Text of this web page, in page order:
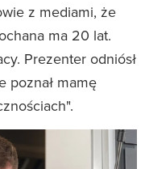
z mediami, że
ma 20 lat.
Prezenter odniósł
poznał mamę